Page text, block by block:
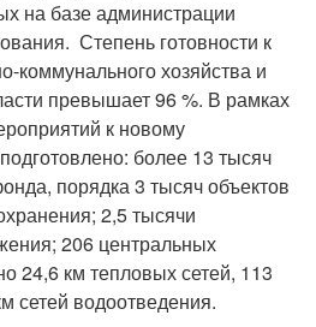
на базе администрации
Степень готовности к
коммунального хозяйства и
превышает 96 %. В рамках
к новому
более 13 тысяч
порядка 3 тысяч объектов
2,5 тысячи
206 центральных
24,6 км тепловых сетей, 113
сетей водоотведения.